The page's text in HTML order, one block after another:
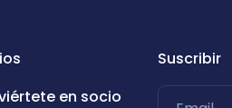
en socio
Suscribir